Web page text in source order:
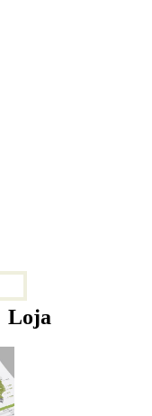
Loja